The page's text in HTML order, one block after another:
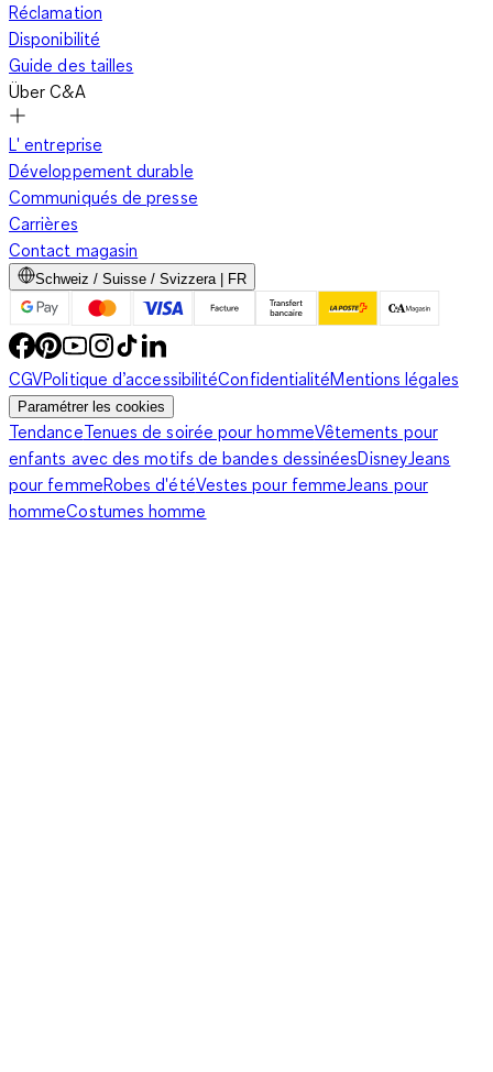
Réclamation
Disponibilité
Guide des tailles
Über C&A
L' entreprise
Développement durable
Communiqués de presse
Carrières
Contact magasin
Schweiz / Suisse / Svizzera | FR
CGVPolitique d’accessibilitéConfidentialitéMentions légales
Paramétrer les cookies
TendanceTenues de soirée pour hommeVêtements pour
enfants avec des motifs de bandes dessinéesDisneyJeans
pour femmeRobes d'étéVestes pour femmeJeans pour
hommeCostumes homme